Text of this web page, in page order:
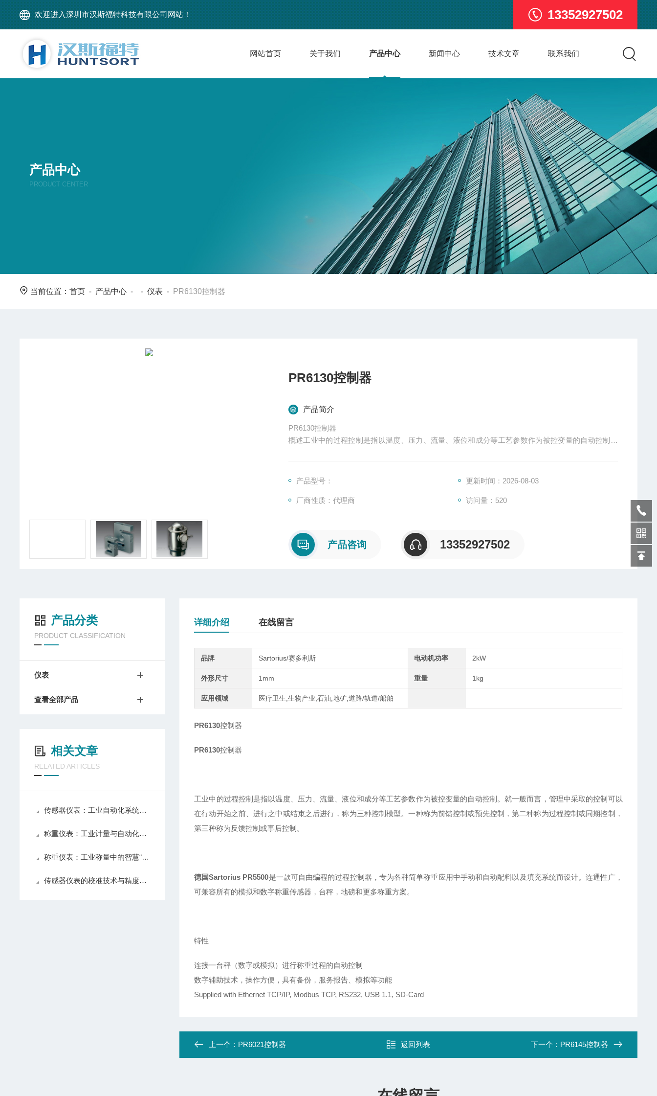
欢迎进入深圳市汉斯福特科技有限公司网站！ 13352927502
网站首页 关于我们 产品中心 新闻中心 技术文章 联系我们
产品中心
PRODUCT CENTER
当前位置：首页 - 产品中心 - -仪表 - PR6130控制器
PR6130控制器
产品简介
PR6130控制器
概述工业中的过程控制是指以温度、压力、流量、液位和成分等工艺参数作为被控变量的自动控制。
制。产品型号： 更新时间：2026-08-03
厂商性质：代理商 访问量：520
产品咨询 13352927502
详细介绍 在线留言
品牌 Sartorius/赛多利斯 电动机功率 2kW
外形尺寸 1mm 重量 1kg
应用领域 医疗卫生,生物产业,石油,地矿,道路/轨道/船舶
PR6130控制器
PR6130控制器
工业中的过程控制是指以温度、压力、流量、液位和成分等工艺参数作为被控变量的自动控制。就一般而言，管理中采取的控制可以
在行动开始之前、进行之中或结束之后进行，称为三种控制模型。一种称为前馈控制或预先控制，第二种称为过程控制或同期控制，
第三种称为反馈控制或事后控制。
德国Sartorius PR5500是一款可自由编程的过程控制器，专为各种简单称重应用中手动和自动配料以及填充系统而设计。连通性广，
可兼容所有的模拟和数字称重传感器，台秤，地磅和更多称重方案。
特性
连接一台秤（数字或模拟）进行称重过程的自动控制
数字辅助技术，操作方便，具有备份，服务报告、模拟等功能
Supplied with Ethernet TCP/IP, Modbus TCP, RS232, USB 1.1, SD-Card
上一个： PR6021控制器 返回列表 下一个： PR6145控制器
产品分类
PRODUCT CLASSIFICATION
仪表
查看全部产品
相关文章
RELATED ARTICLES
传感器仪表：工业自动化系统的感知核心
称重仪表：工业计量与自动化控制的核心组件
称重仪表：工业称量中的智慧“大脑”
传感器仪表的校准技术与精度提升方法